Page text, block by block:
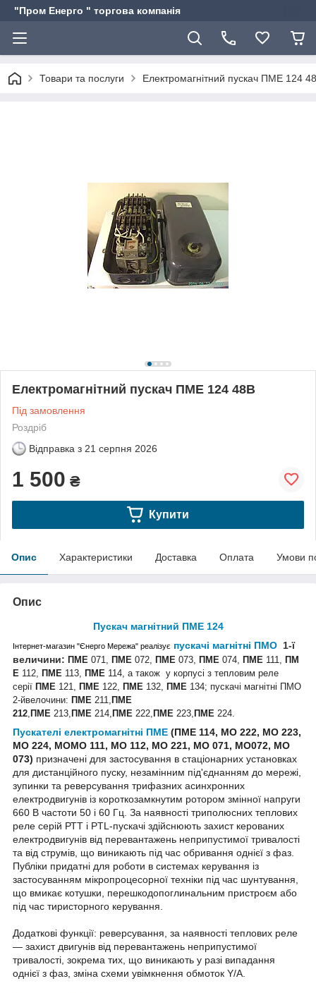
"Пром Енерго " торгова компанія
Товари та послуги Електромагнітний пускач ПМЕ 124
Електромагнітний пускач ПМЕ 124 48В
Під замовлення
Роздріб
Відправка з 21 серпня 2026
1 500 ₴
Купити
Опис Характеристики Доставка Оплата Умови
Опис
Пускач магнітний ПМЕ 124
Інтернет-магазин "Єнерго Мережа" реалізує пускачі магнітні ПМО 1-ї
величини: ПМЕ 071, ПМЕ 072, ПМЕ 073, ПМЕ 074, ПМЕ 111,
ПМ
Е 112, ПМЕ 113, ПМЕ 114, а також у корпусі з тепловим реле
серії ПМЕ 121, ПМЕ 122, ПМЕ 132, ПМЕ 134; пускачі магнітні ПМО
2-йвелочини: ПМЕ 211, ПМЕ
212 ПМЕ 213, ПМЕ 214, ПМЕ 222, ПМЕ 223, ПМЕ 224.
Пускателі електромагнітні ПМЕ (ПМЕ 114, МО 222, МО 223,
МО 224, МОМО 111, МО 112, МО 221, МО 071, МО072, МО
073) призначені для застосування в стаціонарних установках
для дистанційного пуску, незамінним під'єднанням до мережі,
зупинки та реверсування трифазних асинхронних
електродвигунів із короткозамкнутим ротором змінної напруги
660 В частоти 50 і 60 Гц. За наявності триполюсних теплових
реле серій РТТ і PTL-пускачі здійснюють захист керованих
електродвигунів від перевантажень неприпустимої тривалості
та від струмів, що виникають під час обривання однієї з фаз.
Публіки придатні для роботи в системах керування із
застосуванням мікропроцесорної техніки під час шунтування,
що вмикає котушки, перешкодопоглинальним пристроєм або
під час тиристорного керування.
Додаткові функції: реверсування, за наявності теплових реле
— захист двигунів від перевантажень неприпустимої
тривалості, зокрема тих, що виникають у разі випадання
однієї з фаз, зміна схеми увімкнення обмоток Y/A.